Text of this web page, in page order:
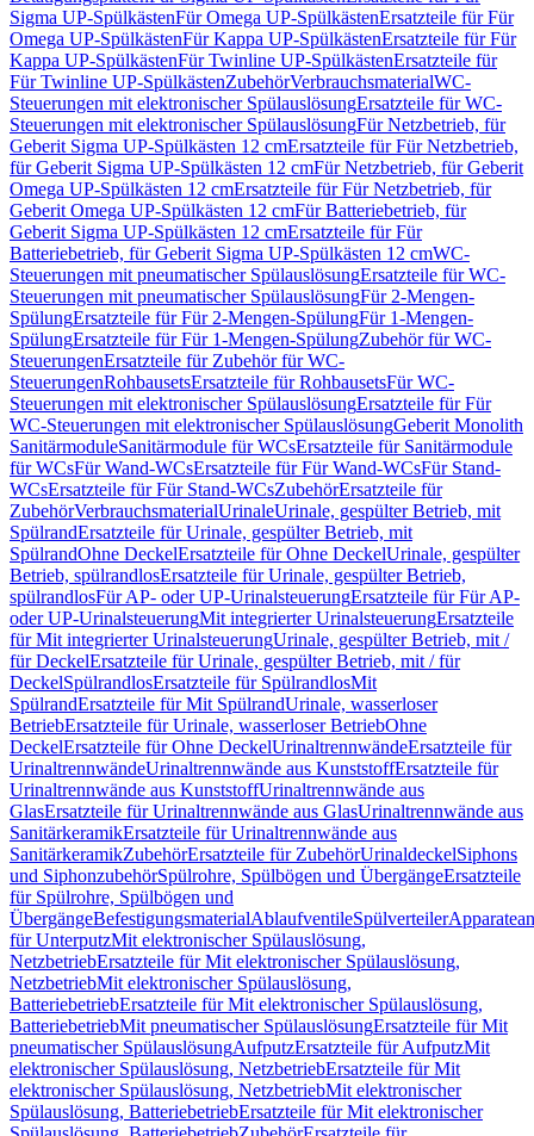
Sigma UP-SpülkästenFür Omega UP-SpülkästenErsatzteile für Für
Omega UP-SpülkästenFür Kappa UP-SpülkästenErsatzteile für Für
Kappa UP-SpülkästenFür Twinline UP-SpülkästenErsatzteile für
Für Twinline UP-SpülkästenZubehörVerbrauchsmaterialWC-
Steuerungen mit elektronischer SpülauslösungErsatzteile für WC-
Steuerungen mit elektronischer SpülauslösungFür Netzbetrieb, für
Geberit Sigma UP-Spülkästen 12 cmErsatzteile für Für Netzbetrieb,
für Geberit Sigma UP-Spülkästen 12 cmFür Netzbetrieb, für Geberit
Omega UP-Spülkästen 12 cmErsatzteile für Für Netzbetrieb, für
Geberit Omega UP-Spülkästen 12 cmFür Batteriebetrieb, für
Geberit Sigma UP-Spülkästen 12 cmErsatzteile für Für
Batteriebetrieb, für Geberit Sigma UP-Spülkästen 12 cmWC-
Steuerungen mit pneumatischer SpülauslösungErsatzteile für WC-
Steuerungen mit pneumatischer SpülauslösungFür 2-Mengen-
SpülungErsatzteile für Für 2-Mengen-SpülungFür 1-Mengen-
SpülungErsatzteile für Für 1-Mengen-SpülungZubehör für WC-
SteuerungenErsatzteile für Zubehör für WC-
SteuerungenRohbausetsErsatzteile für RohbausetsFür WC-
Steuerungen mit elektronischer SpülauslösungErsatzteile für Für
WC-Steuerungen mit elektronischer SpülauslösungGeberit Monolith
SanitärmoduleSanitärmodule für WCsErsatzteile für Sanitärmodule
für WCsFür Wand-WCsErsatzteile für Für Wand-WCsFür Stand-
WCsErsatzteile für Für Stand-WCsZubehörErsatzteile für
ZubehörVerbrauchsmaterialUrinaleUrinale, gespülter Betrieb, mit
SpülrandErsatzteile für Urinale, gespülter Betrieb, mit
SpülrandOhne DeckelErsatzteile für Ohne DeckelUrinale, gespülter
Betrieb, spülrandlosErsatzteile für Urinale, gespülter Betrieb,
spülrandlosFür AP- oder UP-UrinalsteuerungErsatzteile für Für AP-
oder UP-UrinalsteuerungMit integrierter UrinalsteuerungErsatzteile
für Mit integrierter UrinalsteuerungUrinale, gespülter Betrieb, mit /
für DeckelErsatzteile für Urinale, gespülter Betrieb, mit / für
DeckelSpülrandlosErsatzteile für SpülrandlosMit
SpülrandErsatzteile für Mit SpülrandUrinale, wasserloser
BetriebErsatzteile für Urinale, wasserloser BetriebOhne
DeckelErsatzteile für Ohne DeckelUrinaltrennwändeErsatzteile für
UrinaltrennwändeUrinaltrennwände aus KunststoffErsatzteile für
Urinaltrennwände aus KunststoffUrinaltrennwände aus
GlasErsatzteile für Urinaltrennwände aus GlasUrinaltrennwände aus
SanitärkeramikErsatzteile für Urinaltrennwände aus
SanitärkeramikZubehörErsatzteile für ZubehörUrinaldeckelSiphons
und SiphonzubehörSpülrohre, Spülbögen und ÜbergängeErsatzteile
für Spülrohre, Spülbögen und
ÜbergängeBefestigungsmaterialAblaufventileSpülverteiler
für UnterputzMit elektronischer Spülauslösung,
NetzbetriebErsatzteile für Mit elektronischer Spülauslösung,
NetzbetriebMit elektronischer Spülauslösung,
BatteriebetriebErsatzteile für Mit elektronischer Spülauslösung,
BatteriebetriebMit pneumatischer SpülauslösungErsatzteile für Mit
pneumatischer SpülauslösungAufputzErsatzteile für AufputzMit
elektronischer Spülauslösung, NetzbetriebErsatzteile für Mit
elektronischer Spülauslösung, NetzbetriebMit elektronischer
Spülauslösung, BatteriebetriebErsatzteile für Mit elektronischer